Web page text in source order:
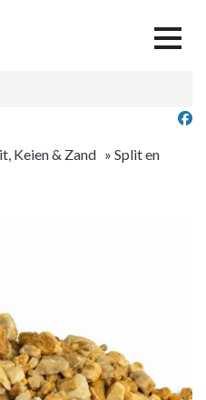
Contact
Keien & Zand » Split en